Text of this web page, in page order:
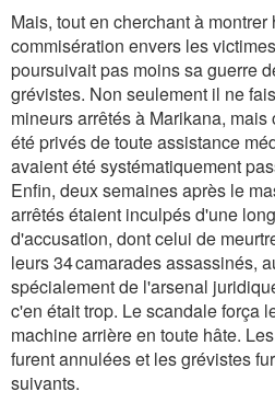
Mais, tout en cherchant à
commisération envers les
poursuivait pas moins sa guerre
grévistes. Non seulement il ne
mineurs arrêtés à Marikana,
été privés de toute assistance
avaient été systématiquement
Enfin, deux semaines après le
arrêtés étaient inculpés d'une
d'accusation, dont celui de
leurs 34 camarades assassinés,
spécialement de l'arsenal
c'en était trop. Le scandale força
machine arrière en toute hâte.
furent annulées et les grévistes
suivants.